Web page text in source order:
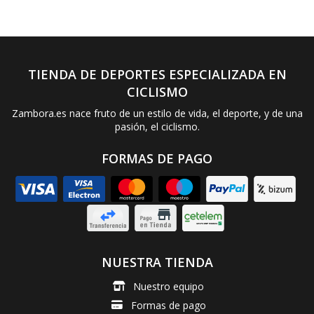
TIENDA DE DEPORTES ESPECIALIZADA EN
CICLISMO
Zambora.es nace fruto de un estilo de vida, el deporte, y de una
pasión, el ciclismo.
FORMAS DE PAGO
NUESTRA TIENDA
Nuestro equipo
Formas de pago